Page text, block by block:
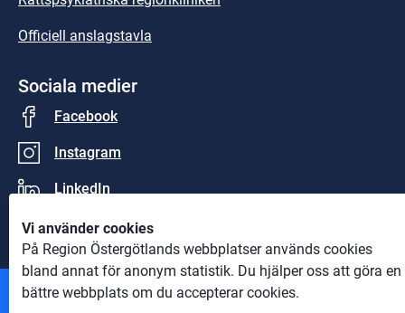
Vi använder cookies
På Region Östergötlands webbplatser används cookies
bland annat för anonym statistik. Du hjälper oss att göra en
bättre webbplats om du accepterar cookies.
Officiell anslagstavla
Sociala medier
Facebook
Instagram
LinkedIn